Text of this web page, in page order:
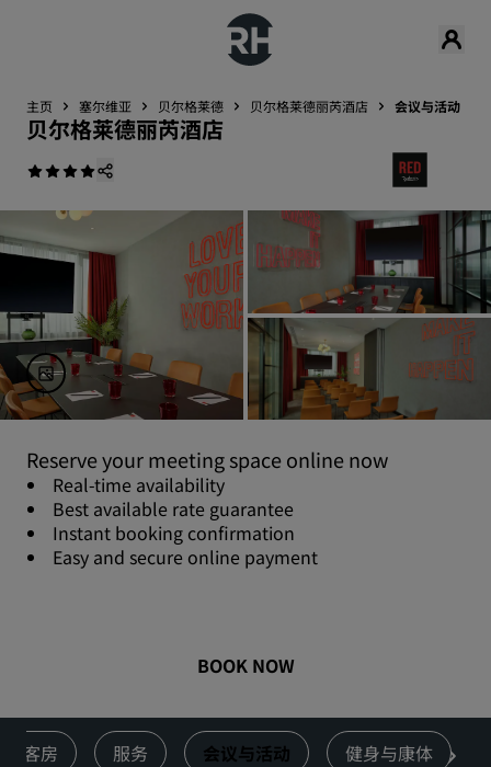
主页 塞尔维亚 贝尔格莱德 ‌贝尔格莱德丽芮酒店 会议与活动
‌贝尔格莱德丽芮酒店
Reserve your meeting space online now
Real-time availability
Best available rate guarantee
Instant booking confirmation
Easy and secure online payment
BOOK NOW
客房 服务 会议与活动 健身与康体